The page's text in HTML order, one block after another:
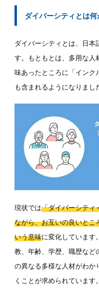
ダイバーシティとは何
ダイバーシティとは、日本
す。もともとは、多用な
味あったところに「イン
も含まれるようになりまし
現状では「ダイバーシティ
ながら、お互いの良いと
いう意味に変化しています
教、年齢、学歴、職歴な
の異なる多様な人材がわ
くことが求められています。